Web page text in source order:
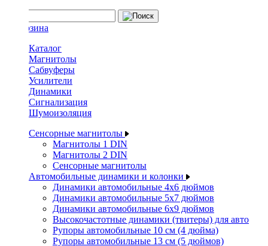
Каталог
Магнитолы
Сабвуферы
Усилители
Динамики
Сигнализация
Шумоизоляция
Сенсорные магнитолы
Магнитолы 1 DIN
Магнитолы 2 DIN
Сенсорные магнитолы
Автомобильные динамики и колонки
Динамики автомобильные 4x6 дюймов
Динамики автомобильные 5x7 дюймов
Динамики автомобильные 6x9 дюймов
Высокочастотные динамики (твитеры) для авто
Рупоры автомобильные 10 см (4 дюйма)
Рупоры автомобильные 13 см (5 дюймов)